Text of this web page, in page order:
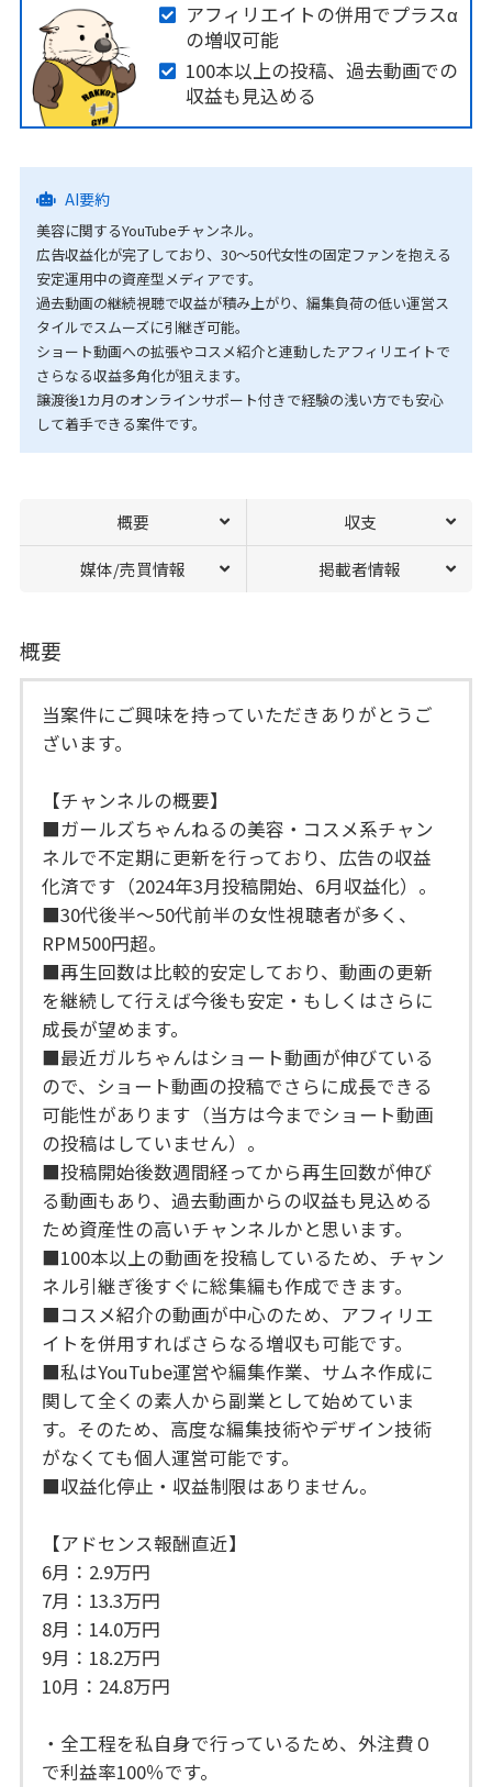
アフィリエイトの併用でプラスα
の増収可能
100本以上の投稿、過去動画での
収益も見込める
AI要約
美容に関するYouTubeチャンネル。
広告収益化が完了しており、30〜50代女性の固定ファンを抱える
安定運用中の資産型メディアです。
過去動画の継続視聴で収益が積み上がり、編集負荷の低い運営ス
タイルでスムーズに引継ぎ可能。
ショート動画への拡張やコスメ紹介と連動したアフィリエイトで
さらなる収益多角化が狙えます。
譲渡後1カ月のオンラインサポート付きで経験の浅い方でも安心
して着手できる案件です。
概要 収支
媒体/売買情報 掲載者情報
概要
当案件にご興味を持っていただきありがとうご
ざいます。
【チャンネルの概要】
■ガールズちゃんねるの美容・コスメ系チャン
ネルで不定期に更新を行っており、広告の収益
化済です（2024年3月投稿開始、6月収益化）。
■30代後半～50代前半の女性視聴者が多く、
RPM500円超。
■再生回数は比較的安定しており、動画の更新
を継続して行えば今後も安定・もしくはさらに
成長が望めます。
■最近ガルちゃんはショート動画が伸びている
ので、ショート動画の投稿でさらに成長できる
可能性があります（当方は今までショート動画
の投稿はしていません）。
■投稿開始後数週間経ってから再生回数が伸び
る動画もあり、過去動画からの収益も見込める
ため資産性の高いチャンネルかと思います。
■100本以上の動画を投稿しているため、チャン
ネル引継ぎ後すぐに総集編も作成できます。
■コスメ紹介の動画が中心のため、アフィリエ
イトを併用すればさらなる増収も可能です。
■私はYouTube運営や編集作業、サムネ作成に
関して全くの素人から副業として始めていま
す。そのため、高度な編集技術やデザイン技術
がなくても個人運営可能です。
■収益化停止・収益制限はありません。
【アドセンス報酬直近】
6月：2.9万円
7月：13.3万円
8月：14.0万円
9月：18.2万円
10月：24.8万円
・全工程を私自身で行っているため、外注費０
で利益率100％です。